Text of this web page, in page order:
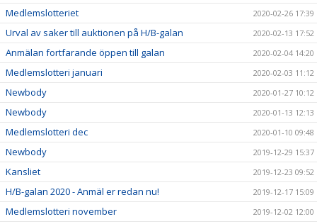
Medlemslotteriet 2020-02-26 17:39
Urval av saker till auktionen på H/B-galan 2020-02-13 17:52
Anmälan fortfarande öppen till galan 2020-02-04 14:20
Medlemslotteri januari 2020-02-03 11:12
Newbody 2020-01-27 10:12
Newbody 2020-01-13 12:13
Medlemslotteri dec 2020-01-10 09:48
Newbody 2019-12-29 15:37
Kansliet 2019-12-23 09:52
H/B-galan 2020 - Anmäl er redan nu! 2019-12-17 15:09
Medlemslotteri november 2019-12-02 12:00